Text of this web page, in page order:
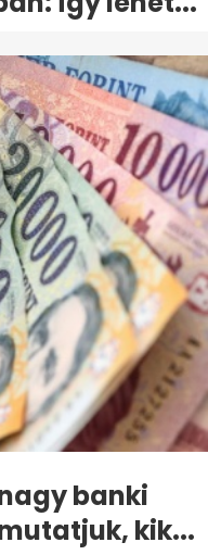
banki
kik...